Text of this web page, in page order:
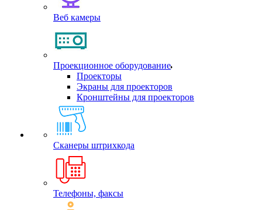
Веб камеры
Проекционное оборудование
Проекторы
Экраны для проекторов
Кронштейны для проекторов
Сканеры штрихкода
Телефоны, факсы